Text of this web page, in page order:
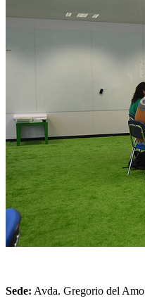
Sede: Avda. Gregorio del